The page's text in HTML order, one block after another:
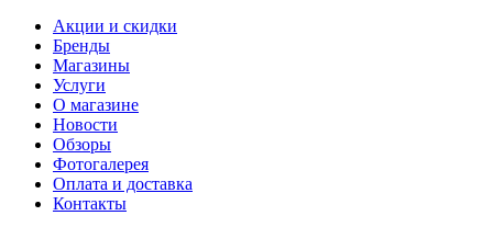
Акции и скидки
Бренды
Магазины
Услуги
О магазине
Новости
Обзоры
Фотогалерея
Оплата и доставка
Контакты